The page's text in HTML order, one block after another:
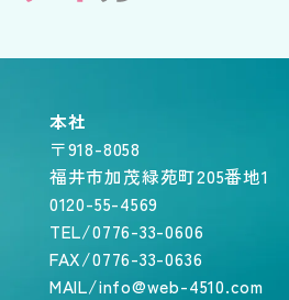
本社
〒918-8058
福井市加茂緑苑町205番地1
0120-55-4569
TEL/0776-33-0606
FAX/0776-33-0636
MAIL/info@web-4510.com